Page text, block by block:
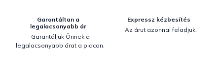
Garantáltan a
legalacsonyabb ár
Garantáljuk Önnek a
legalacsonyabb árat a piacon.
Expressz kézbesítés
Az árut azonnal feladjuk.